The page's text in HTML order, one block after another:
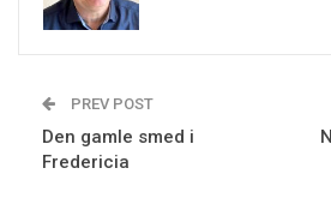
PREV POST
Den gamle smed i
Fredericia